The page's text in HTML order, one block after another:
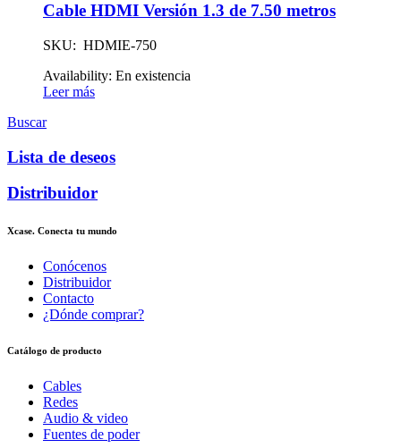
Cable HDMI Versión 1.3 de 7.50 metros
SKU: HDMIE-750
Availability: En existencia
Leer más
Buscar
Lista de deseos
Distribuidor
Xcase. Conecta tu mundo
Conócenos
Distribuidor
Contacto
¿Dónde comprar?
Catálogo de producto
Cables
Redes
Audio & video
Fuentes de poder